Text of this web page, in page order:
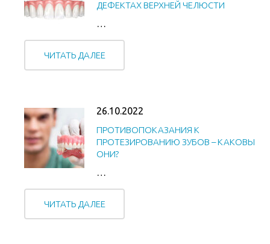
ДЕФЕКТАХ ВЕРХНЕЙ ЧЕЛЮСТИ
…
ЧИТАТЬ ДАЛЕЕ
26.10.2022
ПРОТИВОПОКАЗАНИЯ К
ПРОТЕЗИРОВАНИЮ ЗУБОВ – КАКОВЫ
ОНИ?
…
ЧИТАТЬ ДАЛЕЕ